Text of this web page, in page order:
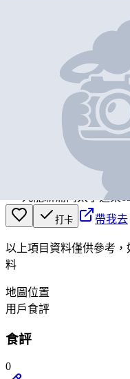
A-1 Bakery
九龍新蒲崗太子道東
打卡 帶我去
以上項目資料僅供參考
料
地圖位置
用戶食評
食評
0